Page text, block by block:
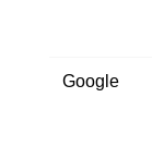
Google